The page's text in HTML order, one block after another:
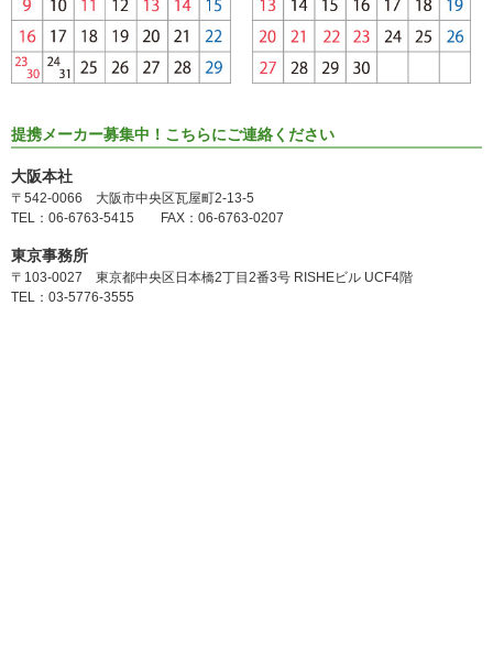
提携メーカー募集中！こちらにご連絡ください
大阪本社
〒542-0066 大阪市中央区瓦屋町2-13-5
TEL：06-6763-5415 FAX：06-6763-0207
東京事務所
〒103-0027 東京都中央区日本橋2丁目2番3号 RISHEビル UCF4階
TEL：03-5776-3555